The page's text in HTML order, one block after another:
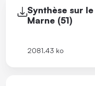
Synthèse sur
Marne (51)
2081.43 ko